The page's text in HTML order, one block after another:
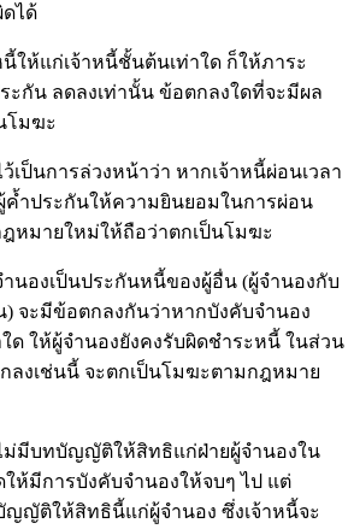
ได้
ห้แก่เจ้าหนี้ชั้นต้นเท่าใด ก็ให้ภาระ
ะกัน ลดลงเท่านั้น ข้อตกลงใดที่จะมีผล
โมฆะ
นการล่วงหน้าว่า หากเจ้าหนี้ผ่อนเวลา
ำประกันให้ความยินยอมในการผ่อน
ฎหมายใหม่ให้ถือว่าตกเป็นโมฆะ
องเป็นประกันหนี้ของผู้อื่น (ผู้จำนองกับ
จะมีข้อตกลงกันว่าหากบังคับจำนอง
ด ให้ผู้จำนองยังคงรับผิดชำระหนี้ ในส่วน
ลงเช่นนี้ จะตกเป็นโมฆะตามกฎหมาย
บทบัญญัติให้สิทธิแก่ฝ่ายผู้จำนองใน
ให้มีการบังคับจำนองให้จบๆ ไป แต่
ญัติให้สิทธินี้แก่ผู้จำนอง ซึ่งเจ้าหนี้จะ